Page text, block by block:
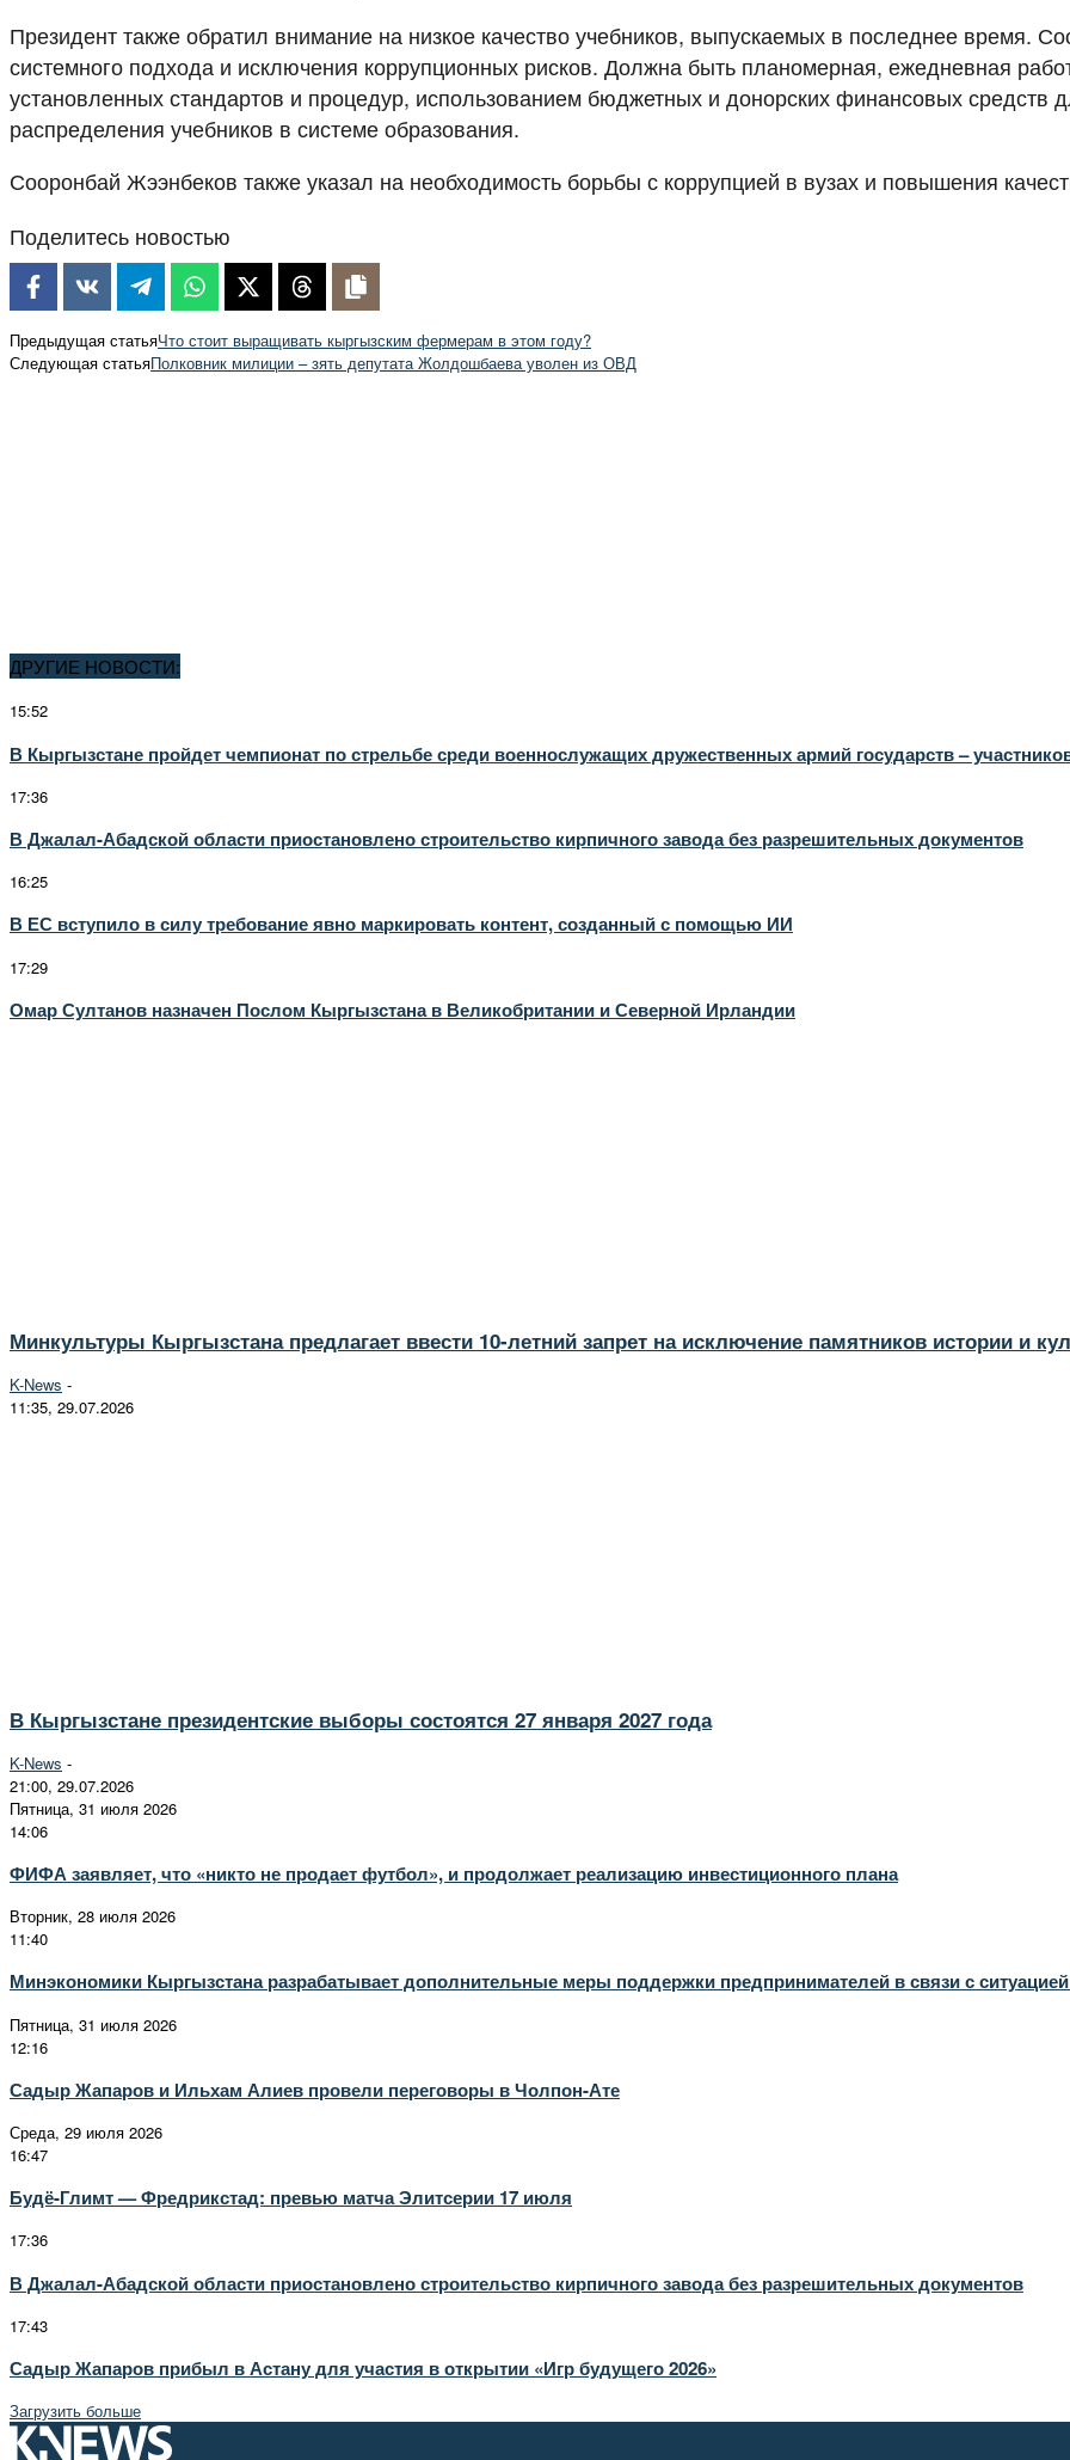
Президент также обратил внимание на низкое качество учебников, выпускаемых в последнее время.
системного подхода и исключения коррупционных рисков. Должна быть планомерная, ежедневная
установленных стандартов и процедур, использованием бюджетных и донорских финансовых средств
распределения учебников в системе образования.
Сооронбай Жээнбеков также указал на необходимость борьбы с коррупцией в вузах и повышения
Поделитесь новостью
Предыдущая статьяЧто стоит выращивать кыргызским фермерам в этом году?
Следующая статьяПолковник милиции – зять депутата Жолдошбаева уволен из ОВД
ДРУГИЕ НОВОСТИ:
15:52
В Кыргызстане пройдет чемпионат по стрельбе среди военнослужащих дружественных армий государств –
17:36
В Джалал-Абадской области приостановлено строительство кирпичного завода без разрешительных документов
16:25
В ЕС вступило в силу требование явно маркировать контент, созданный с помощью ИИ
17:29
Омар Султанов назначен Послом Кыргызстана в Великобритании и Северной Ирландии
Минкультуры Кыргызстана предлагает ввести 10-летний запрет на исключение памятников истории и
K-News -
11:35, 29.07.2026
В Кыргызстане президентские выборы состоятся 27 января 2027 года
K-News -
21:00, 29.07.2026
Пятница, 31 июля 2026
14:06
ФИФА заявляет, что «никто не продает футбол», и продолжает реализацию инвестиционного плана
Вторник, 28 июля 2026
11:40
Минэкономики Кыргызстана разрабатывает дополнительные меры поддержки предпринимателей в связи с
Пятница, 31 июля 2026
12:16
Садыр Жапаров и Ильхам Алиев провели переговоры в Чолпон-Ате
Среда, 29 июля 2026
16:47
Будё-Глимт — Фредрикстад: превью матча Элитсерии 17 июля
17:36
В Джалал-Абадской области приостановлено строительство кирпичного завода без разрешительных документов
17:43
Садыр Жапаров прибыл в Астану для участия в открытии «Игр будущего 2026»
Загрузить больше